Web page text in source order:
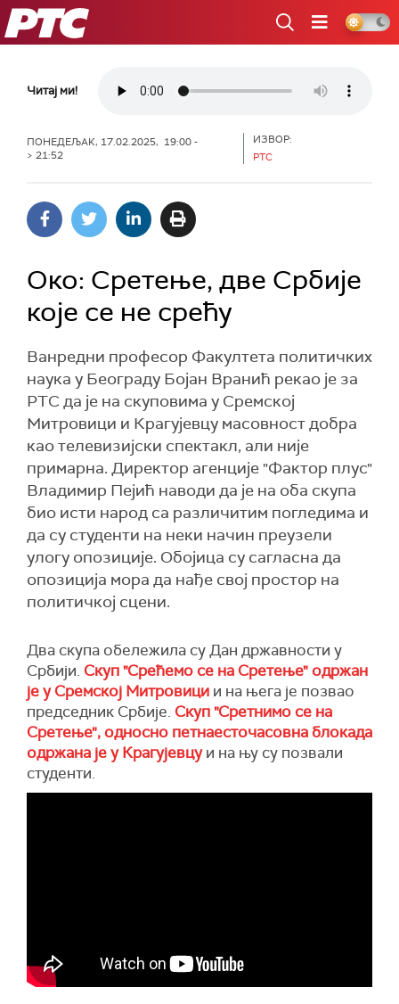
РТС
Читај ми!
ПОНЕДЕЉАК, 17.02.2025, 19:00 -
> 21:52
ИЗВОР:
РТС
Око: Сретење, две Србије
које се не срећу
Ванредни професор Факултета политичких
наука у Београду Бојан Вранић рекао је за
РТС да је на скуповима у Сремској
Митровици и Крагујевцу масовност добра
као телевизијски спектакл, али није
примарна. Директор агенције "Фактор плус"
Владимир Пејић наводи да је на оба скупа
био исти народ са различитим погледима и
да су студенти на неки начин преузели
улогу опозиције. Обојица су сагласна да
опозиција мора да нађе свој простор на
политичкој сцени.
Два скупа обележила су Дан државности у
Србији. Скуп "Срећемо се на Сретење" одржан
је у Сремској Митровици и на њега је позвао
председник Србије. Скуп "Сретнимо се на
Сретење", односно петнаесточасовна блокада
одржана је у Крагујевцуи на њу су позвали
студенти.